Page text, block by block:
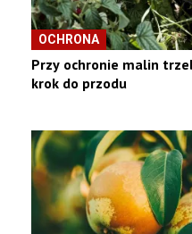
OCHRONA
Przy ochronie malin
krok do przodu